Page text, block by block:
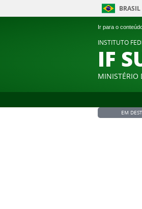
Ir para o
BRASIL
INSTITUTO
IF
MINISTÉRIO
EM